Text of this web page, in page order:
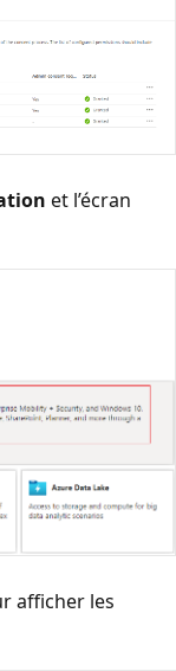
et l’écran
afficher les